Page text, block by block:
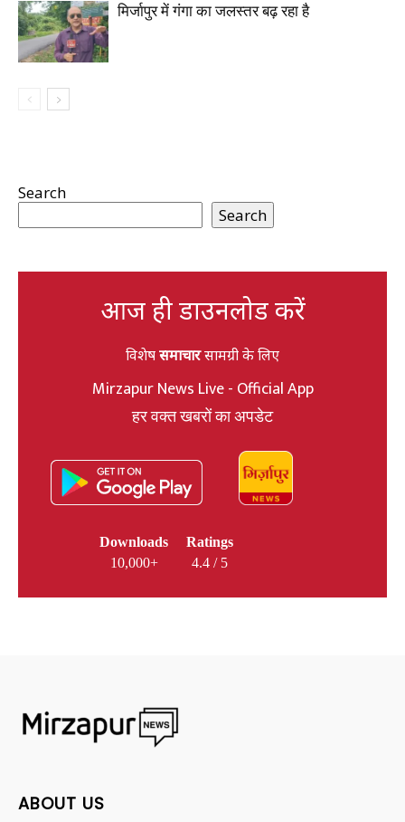
मिर्जापुर में गंगा का जलस्तर बढ़ रहा है
Search
Search
आज ही डाउनलोड करें
विशेषसमाचारसामग्री के लिए
Mirzapur News Live - Official App
हर वक्त खबरों का अपडेट
Downloads
10,000+
Ratings
4.4 / 5
ABOUT US